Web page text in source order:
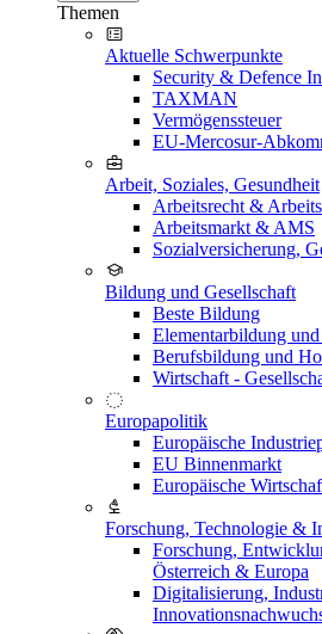
Themen
Aktuelle Schwerpunkte
Security & Defence
TAXMAN
Vermögenssteuer
EU-Mercosur-
Arbeit, Soziales, Gesundheit
Arbeitsrecht &
Arbeitsmarkt & AMS
Sozialversicherung,
Bildung und Gesellschaft
Beste Bildung
Elementarbildung
Berufsbildung und
Wirtschaft -
Europapolitik
Europäische
EU Binnenmarkt
Europäische
Forschung, Technologie &
Forschung,
Österreich & Europa
Digitalisierung,